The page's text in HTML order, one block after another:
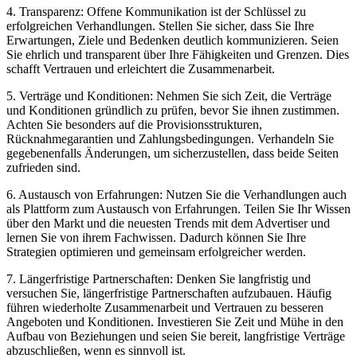
4. Transparenz: Offene Kommunikation ist der Schlüssel zu
erfolgreichen Verhandlungen. Stellen Sie sicher, dass Sie Ihre
Erwartungen, Ziele und Bedenken deutlich kommunizieren. Seien
Sie ehrlich und transparent über Ihre Fähigkeiten und Grenzen. Dies
schafft Vertrauen und erleichtert die Zusammenarbeit.
5. Verträge und Konditionen: Nehmen Sie sich Zeit, die Verträge
und Konditionen gründlich zu prüfen, bevor Sie ihnen zustimmen.
Achten Sie besonders auf die Provisionsstrukturen,
Rücknahmegarantien und Zahlungsbedingungen. Verhandeln Sie
gegebenenfalls Änderungen, um sicherzustellen, dass beide Seiten
zufrieden sind.
6. Austausch von Erfahrungen: Nutzen Sie die Verhandlungen auch
als Plattform zum Austausch von Erfahrungen. Teilen Sie Ihr Wissen
über den Markt und die neuesten Trends mit dem Advertiser und
lernen Sie von ihrem Fachwissen. Dadurch können Sie Ihre
Strategien optimieren und gemeinsam erfolgreicher werden.
7. Längerfristige Partnerschaften: Denken Sie langfristig und
versuchen Sie, längerfristige Partnerschaften aufzubauen. Häufig
führen wiederholte Zusammenarbeit und Vertrauen zu besseren
Angeboten und Konditionen. Investieren Sie Zeit und Mühe in den
Aufbau von Beziehungen und seien Sie bereit, langfristige Verträge
abzuschließen, wenn es sinnvoll ist.